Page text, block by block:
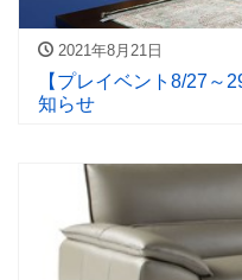
2021年8月21日
【プレイベント8/27～
知らせ